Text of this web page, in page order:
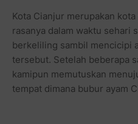
Kota Cianjur merupakan
rasanya dalam waktu sehari
berkeliling sambil mencicipi
tersebut. Setelah beberapa
kamipun memutuskan
tempat dimana bubur ayam